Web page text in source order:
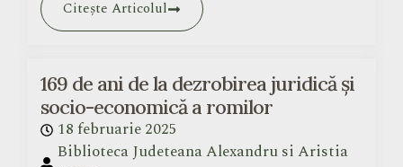
Citește Articolul
169 de ani de la dezrobirea juridică și
socio-economică a romilor
18 februarie 2025
Biblioteca Judeteana Alexandru si Aristia